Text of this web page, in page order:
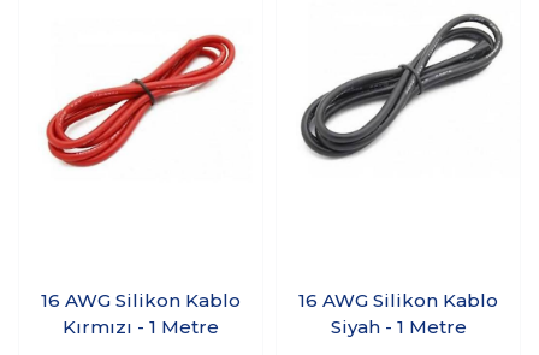
16 AWG Silikon Kablo
Kırmızı - 1 Metre
16 AWG Silikon Kablo
Siyah - 1 Metre